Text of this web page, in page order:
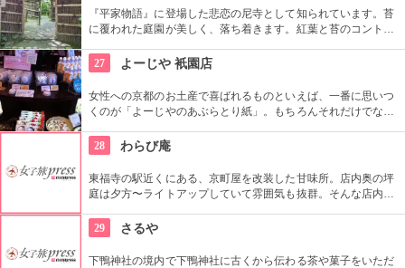
『平家物語』に登場した悲恋の尼寺として知られています。苔
に覆われた庭園が美しく、落ち着きます。紅葉と苔のコントラ
や冬の雪景色など、季節ごとに美しい姿を見せています。
27 よーじや 衹園店
女性への京都のお土産で喜ばれるものといえば、一番に思いつ
くのが「よーじやのあぶらとり紙」。もちろんそれだけでな
ん、ボディケアやヘアケアのセットなど、女心をくすぐる商品
が沢山。自分へのお土産にも、お友達のお土産にも最適。
28 わらび庵
東福寺の駅近くにある、京町屋を改装した甘味所。店内奥の坪
庭は夕方〜ライトアップしていて雰囲気も抜群。そんな店内で
んみつなどの甘味の他、丹波産地鶏のひつまぶしなども。わら
び餅はお持ち帰りも出来るので、お土産にもGood。
29 さるや
下鴨神社の境内で下鴨神社に古くから伝わる茶や菓子をいただ